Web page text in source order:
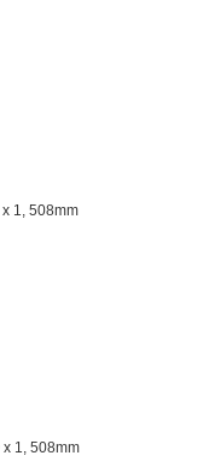
1, 508mm
x 1, 508mm